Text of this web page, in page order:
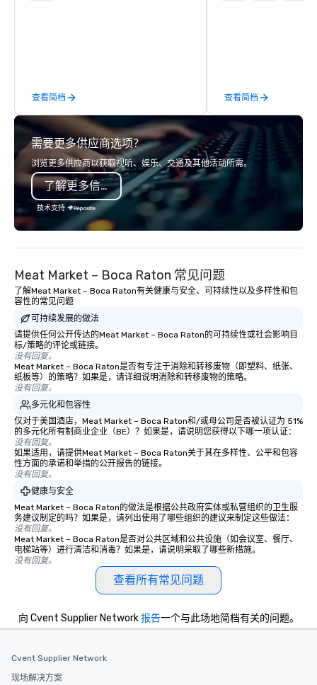
services.
查看简档 查看简档
需要更多供应商选项？
浏览更多供应商以获取视听、娱乐、交通及其他活动所需。
了解更多信息
技术支持
Meat Market – Boca Raton 常见问题
了解Meat Market – Boca Raton有关健康与安全、可持续性以及多样性和包
容性的常见问题
可持续发展的做法
请提供任何公开传达的Meat Market – Boca Raton的可持续性或社会影响目
标/策略的评论或链接。
没有回复。
Meat Market – Boca Raton是否有专注于消除和转移废物（即塑料、纸张、
纸板等）的策略？如果是，请详细说明消除和转移废物的策略。
没有回复。
多元化和包容性
仅对于美国酒店，Meat Market – Boca Raton和/或母公司是否被认证为 51%
的多元化所有制商业企业（BE）？如果是，请说明您获得以下哪一项认证：
没有回复。
如果适用，请提供Meat Market – Boca Raton关于其在多样性、公平和包容
性方面的承诺和举措的公开报告的链接。
没有回复。
健康与安全
Meat Market – Boca Raton的做法是根据公共政府实体或私营组织的卫生服
务建议制定的吗？如果是，请列出使用了哪些组织的建议来制定这些做法：
没有回复。
Meat Market – Boca Raton是否对公共区域和公共设施（如会议室、餐厅、
电梯站等）进行清洁和消毒？如果是，请说明采取了哪些新措施。
没有回复。
查看所有常见问题
向 Cvent Supplier Network报告一个与此场地简档有关的问题。
Cvent Supplier Network
现场解决方案